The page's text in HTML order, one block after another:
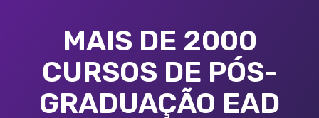
MAIS DE 2000
CURSOS DE PÓS-
GRADUAÇÃO EAD